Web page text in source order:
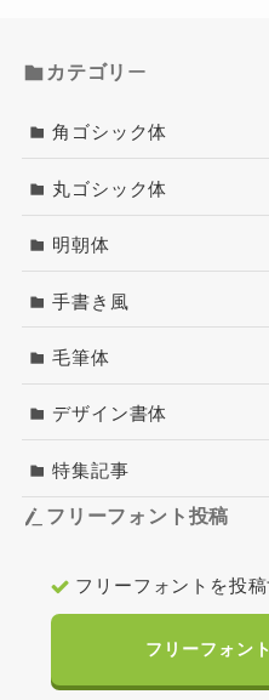
カテゴリ ー
角ゴシック体
丸ゴシック体
明朝体
手書き風
毛筆体
デザイン書体
特集記事
フリーフォント投稿
フリーフォントを投稿
フリーフォン